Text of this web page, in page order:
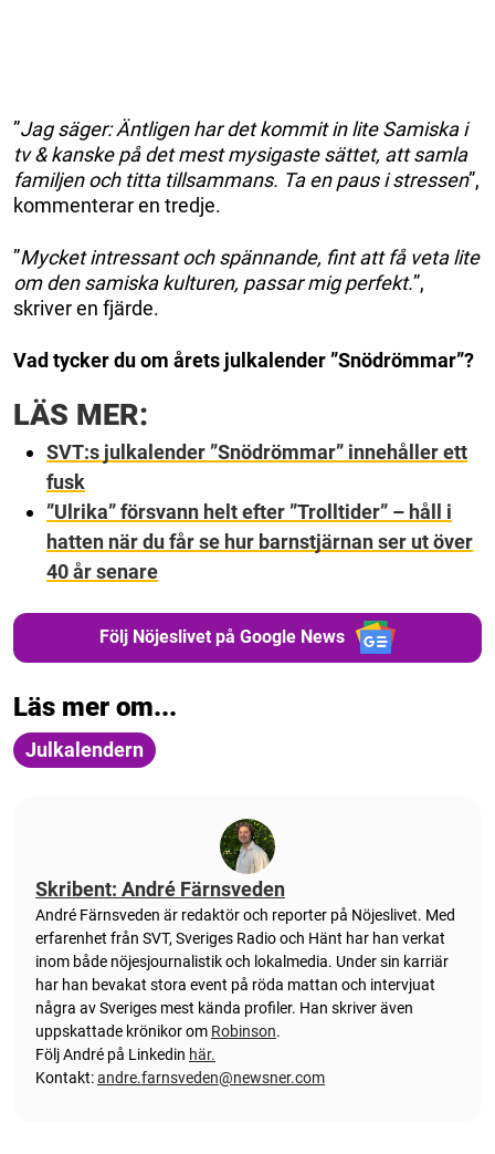
”Jag säger: Äntligen har det kommit in lite Samiska i
tv & kanske på det mest mysigaste sättet, att samla
familjen och titta tillsammans. Ta en paus i stressen”,
kommenterar en tredje.
”Mycket intressant och spännande, fint att få veta lite
om den samiska kulturen, passar mig perfekt.”,
skriver en fjärde.
Vad tycker du om årets julkalender ”Snödrömmar”?
LÄS MER:
SVT:s julkalender ”Snödrömmar” innehåller ett
fusk
”Ulrika” försvann helt efter ”Trolltider” – håll i
hatten när du får se hur barnstjärnan ser ut över
40 år senare
Följ Nöjeslivet på Google News
Läs mer om...
Julkalendern
Skribent: André Färnsveden
André Färnsveden är redaktör och reporter på Nöjeslivet. Med
erfarenhet från SVT, Sveriges Radio och Hänt har han verkat
inom både nöjesjournalistik och lokalmedia. Under sin karriär
har han bevakat stora event på röda mattan och intervjuat
några av Sveriges mest kända profiler. Han skriver även
uppskattade krönikor om Robinson.
Följ André på Linkedin här.
Kontakt:andre.farnsveden@newsner.com